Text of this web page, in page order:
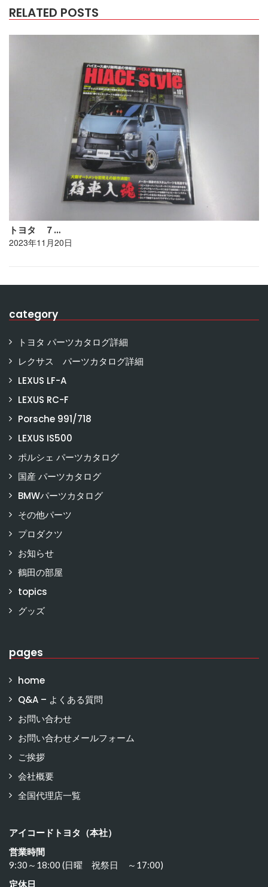
RELATED POSTS
トヨタ ７…
2023年11月20日
category
トヨタ パーツカタログ詳細
レクサス パーツカタログ詳細
LEXUS LF-A
LEXUS RC-F
Porsche 991/718
LEXUS IS500
ポルシェ パーツカタログ
国産 パーツカタログ
BMWパーツカタログ
その他パーツ
プロダクツ
お知らせ
鶴田の部屋
topics
グッズ
pages
home
Q&A – よくある質問
お問い合わせ
お問い合わせメールフォーム
ご挨拶
会社概要
全国代理店一覧
アイコードトヨタ（本社）
営業時間
9:30～18:00 (日曜 祝祭日 ～17:00)
定休日